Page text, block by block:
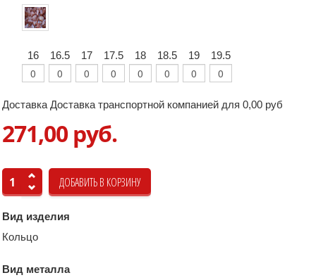
16 16.5 17 17.5 18 18.5 19 19.5
Доставка Доставка транспортной компанией для 0,00 руб
271,00 руб.
Вид изделия
Кольцо
Вид металла